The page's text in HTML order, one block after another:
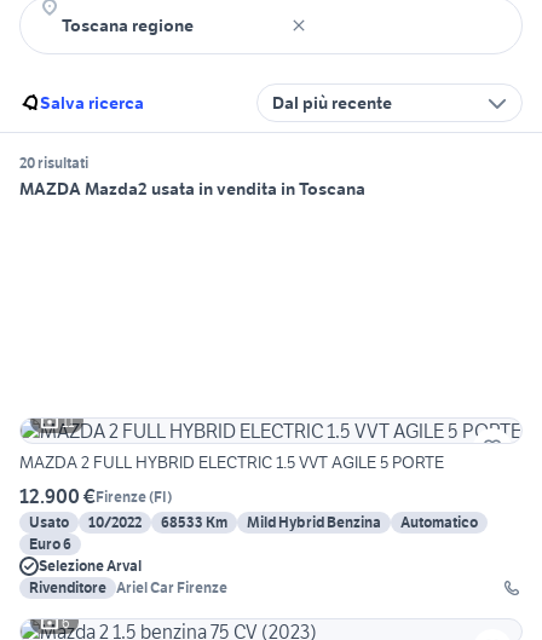
Salva ricerca Dal più recente
20 risultati
MAZDA Mazda2 usata in vendita in Toscana
11
MAZDA 2 FULL HYBRID ELECTRIC 1.5 VVT AGILE 5 PORTE
12.900 €Firenze(FI)
Usato
10/2022 68533 Km Mild Hybrid Benzina
Automatico
Euro 6
Selezione Arval
Rivenditore Ariel Car Firenze
6